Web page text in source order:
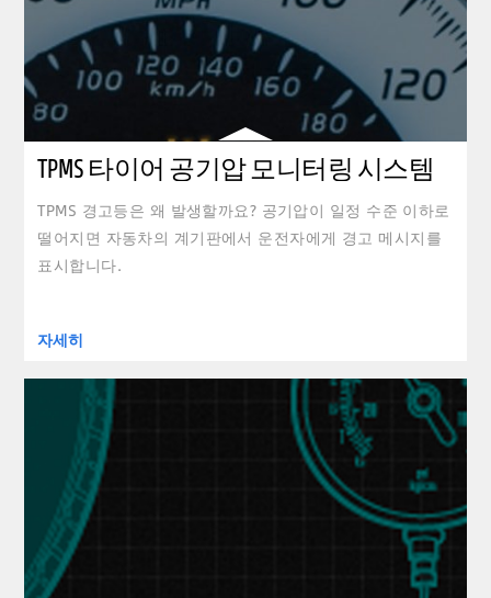
TPMS 타이어 공기압 모니터링 시스템
TPMS 경고등은 왜 발생할까요? 공기압이 일정 수준 이하로
떨어지면 자동차의 계기판에서 운전자에게 경고 메시지를
표시합니다.
자세히